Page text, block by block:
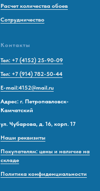
Расчет количества обоев
Сотрудничество
Контакты
Тел: +7 (4152) 25-90-09
Тел: +7 (914) 782-50-44
E-mail:4152@mail.ru
Адрес: г. Петропавловск-
Камчатский
ул. Чубарова, д. 16, корп. 17
Наши реквизиты
Покупателям: цены и наличие на
складе
Политика конфиденциальности